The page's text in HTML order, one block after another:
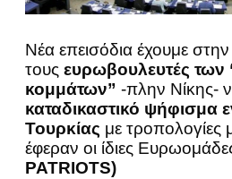
Νέα επεισόδια έχουμε
τους ευρωβουλευτές των
κομμάτων” -πλην Νίκης-
καταδικαστικό ψήφισμα
Τουρκίας με τροπολογίες
έφεραν οι ίδιες
PATRIOTS)